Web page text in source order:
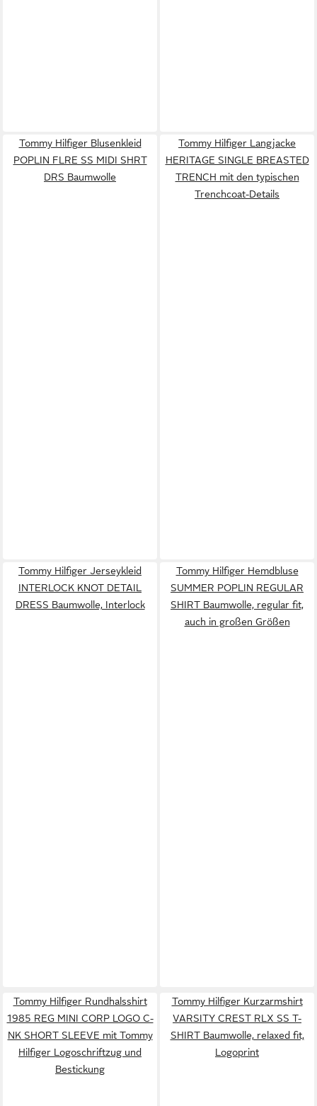
Tommy Hilfiger Blusenkleid
POPLIN FLRE SS MIDI SHRT
DRS Baumwolle
Tommy Hilfiger Langjacke
HERITAGE SINGLE BREASTED
TRENCH mit den typischen
Trenchcoat-Details
Tommy Hilfiger Jerseykleid
INTERLOCK KNOT DETAIL
DRESS Baumwolle, Interlock
Tommy Hilfiger Hemdbluse
SUMMER POPLIN REGULAR
SHIRT Baumwolle, regular fit,
auch in großen Größen
Tommy Hilfiger Rundhalsshirt
1985 REG MINI CORP LOGO C-
NK SHORT SLEEVE mit Tommy
Hilfiger Logoschriftzug und
Bestickung
Tommy Hilfiger Kurzarmshirt
VARSITY CREST RLX SS T-
SHIRT Baumwolle, relaxed fit,
Logoprint